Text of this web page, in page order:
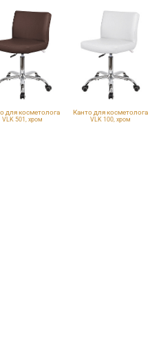
для косметолога
VLK 501, хром
Канто для косметолога
VLK 100, хром